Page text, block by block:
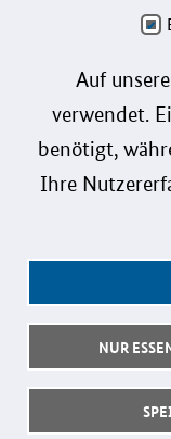
Personenbezeichnungen
Datenschutz
Barrierefreiheit
Gebärdensprache
Follow us:
Auf
verwendet.
benötigt,
Ihre
NUR